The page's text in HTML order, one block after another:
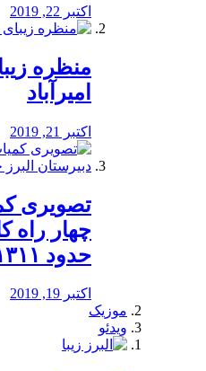
اکتبر 22, 2019
منظره‌‌
امیرآباد
اکتبر 21, 2019
️تصویری
چهار راه
حدود ۱۳۱۱ه ش
اکتبر 19, 2019
موزیک
ویدئو